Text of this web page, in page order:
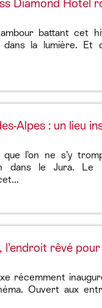
Diamond Hotel
battant cet
la lumière. Et
Alpes : un lieu
que l’on ne s’y
dans le Jura. Le
l’endroit rêvé
récemment
Ouvert aux